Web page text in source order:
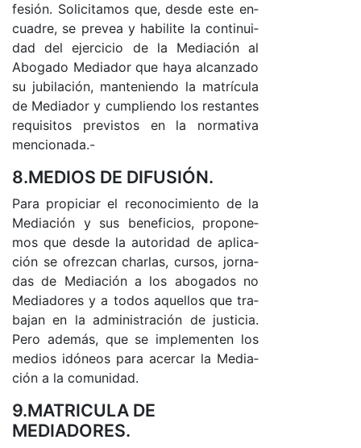
fe­sió­n. So­li­ci­ta­mos que, des­de es­te en­
cua­dre, se pre­vea y ha­bi­li­te la con­ti­nui­
dad del ejer­ci­cio de la Me­dia­ción al
Abo­ga­do Me­dia­dor que ha­ya al­can­za­do
su ju­bi­la­ció­n, man­te­nien­do la ma­trí­cu­la
de Me­dia­dor y cum­plien­do los res­tan­tes
re­qui­si­tos pre­vis­tos en la nor­ma­ti­va
men­cio­na­da.-
8.MEDIOS DE DIFUSIÓN.
Pa­ra pro­pi­ciar el re­co­no­ci­mien­to de la
Me­dia­ción y sus be­ne­fi­cio­s, pro­po­ne­
mos que des­de la au­to­ri­dad de apli­ca­
ción se ofrez­can char­la­s, cur­so­s, jor­na­
das de Me­dia­ción a los abo­ga­dos no
Me­dia­do­res y a to­dos aque­llos que tra­
ba­jan en la ad­mi­nis­tra­ción de jus­ti­cia.
Pe­ro ade­má­s, que se im­ple­men­ten los
me­dios idó­neos pa­ra acer­car la Me­dia­
ción a la co­mu­ni­da­d.
9.MATRICULA DE
MEDIADORES.